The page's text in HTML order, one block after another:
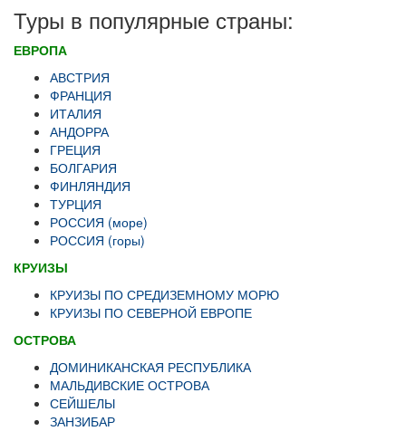
Туры в популярные страны:
ЕВРОПА
АВСТРИЯ
ФРАНЦИЯ
ИТАЛИЯ
АНДОРРА
ГРЕЦИЯ
БОЛГАРИЯ
ФИНЛЯНДИЯ
ТУРЦИЯ
РОССИЯ (море)
РОССИЯ (горы)
КРУИЗЫ
КРУИЗЫ ПО СРЕДИЗЕМНОМУ МОРЮ
КРУИЗЫ ПО СЕВЕРНОЙ ЕВРОПЕ
ОСТРОВА
ДОМИНИКАНСКАЯ РЕСПУБЛИКА
МАЛЬДИВСКИЕ ОСТРОВА
СЕЙШЕЛЫ
ЗАНЗИБАР